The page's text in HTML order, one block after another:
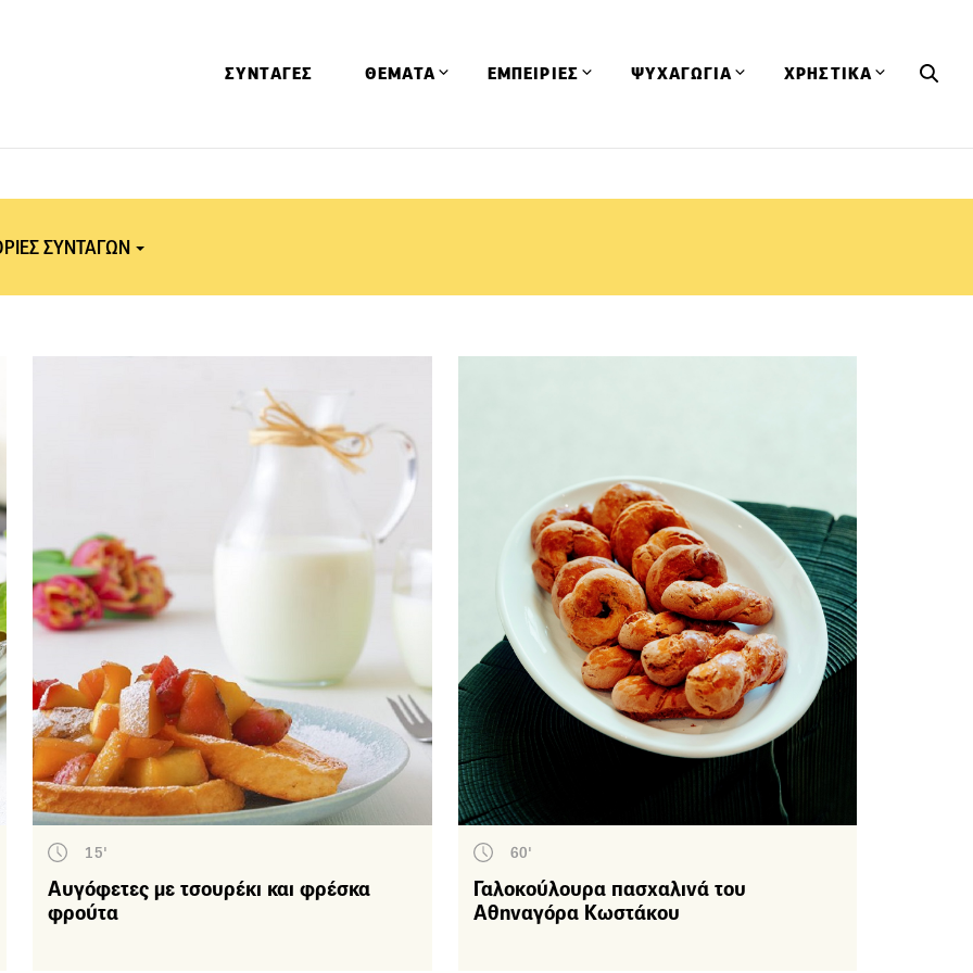
ΣΥΝΤΑΓΕΣ ΘΕΜΑΤΑ
Έρευνες
Παιδί
ΕΜΠΕΙΡΙΕΣ
Πρόσωπα
Ταξίδια
ΨΥΧΑΓΩΓΙΑ
Βιβλία
Κουίζ
ΧΡΗΣΤΙΚΑ
Τα Φρέσκα Του Μήνα
ΣΥΝΤΑΓΩΝ
– Τσουρέκια
– Κουλούρια
Μικρά κεράσματα
ταψιού – Πίτες
κουταλιού –
Μαρμελάδες
Light-γλυκά
Λικέρ & Ροφήματα
Τούρτες – Πάστες
Σοκολάτα
15'
Αυγόφετες με τσουρέκι και φρέσκα
φρούτα
60'
Γαλοκούλουρα πασχαλινά του
Αθηναγόρα Κωστάκου